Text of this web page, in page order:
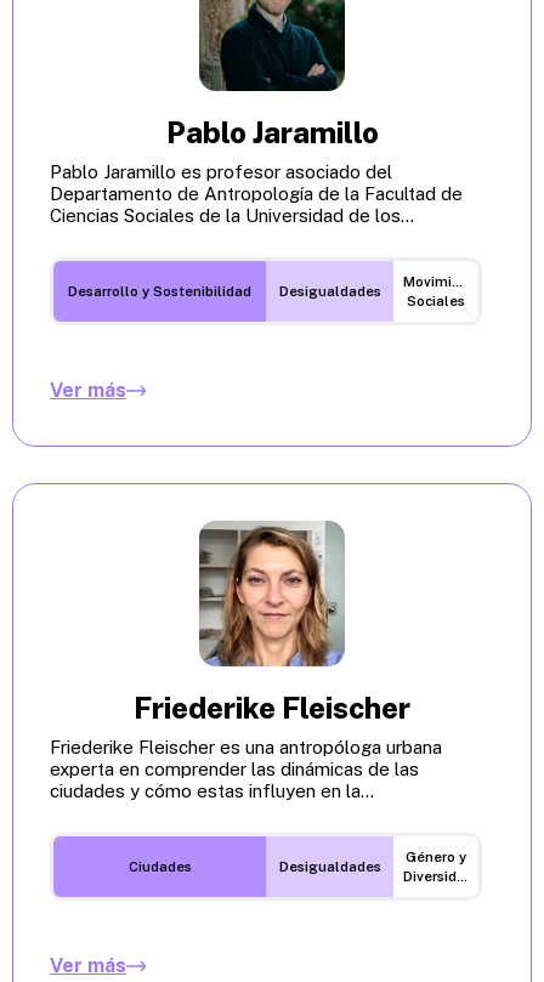
Pablo Jaramillo
Pablo Jaramillo es profesor asociado del
Departamento de Antropología de la Facultad de
Ciencias Sociales de la Universidad de los...
Desarrollo y Sostenibilidad Desigualdades
Movimientos
Sociales
Ver más
Friederike Fleischer
Friederike Fleischer es una antropóloga urbana
experta en comprender las dinámicas de las
ciudades y cómo estas influyen en la...
Ciudades Desigualdades
Género y
Diversidades
Ver más